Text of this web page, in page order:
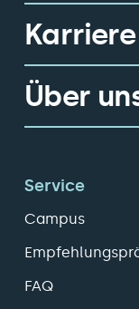
Karriere
Über
Service
Campus
FAQ